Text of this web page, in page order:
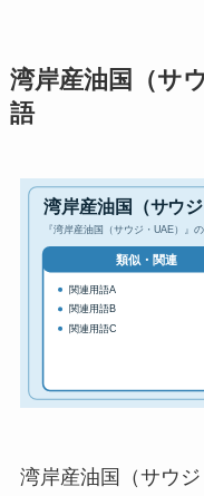
湾岸産油国（サ
語
湾岸産油国（サウ